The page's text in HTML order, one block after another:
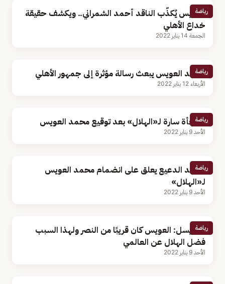
رياضة
العويس يُكذّب الناقد أحمد الشمراني.. ويكشف حقيقة
خداع الأهلي
الجمعة 14 يناير 2022
رياضة
محمد العويس يبعث رسالة مؤثرة إلى جمهور الأهلي
الأربعاء 12 يناير 2022
رياضة
مفاجأة سارة لـ«الهلال» بعد توقيع محمد العويس
الأحد 9 يناير 2022
رياضة
محمد الدعيع يعلق على انضمام محمد العويس
لـ«الهلال»
الأحد 9 يناير 2022
رياضة
المريسل: العويس كان قريبًا من النصر ولهذا السبب
فضل الهلال عن العالمي
الأحد 9 يناير 2022